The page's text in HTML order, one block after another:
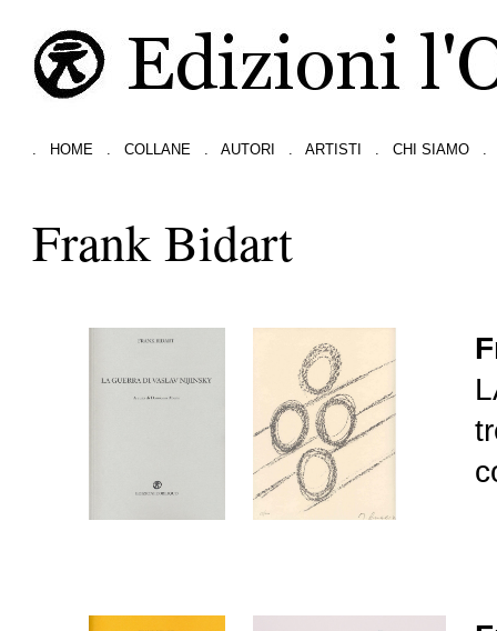
HOME COLLANE AUTORI ARTISTI CHI SIAMO
Frank Bidart